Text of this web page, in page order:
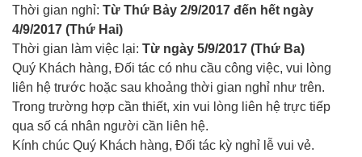
Thời gian nghỉ: Từ Thứ Bảy 2/9/2017 đến hết ngày
4/9/2017 (Thứ Hai)
Thời gian làm việc lại: Từ ngày 5/9/2017 (Thứ Ba)
Quý Khách hàng, Đối tác có nhu cầu công việc, vui lòng
liên hệ trước hoặc sau khoảng thời gian nghỉ như trên.
Trong trường hợp cần thiết, xin vui lòng liên hệ trực tiếp
qua số cá nhân người cần liên hệ.
Kính chúc Quý Khách hàng, Đối tác kỳ nghỉ lễ vui vẻ.